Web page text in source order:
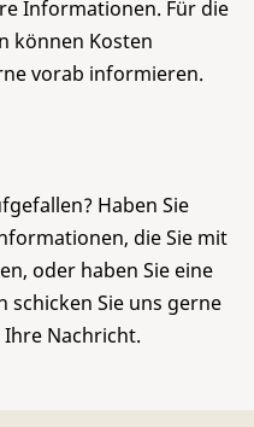
Informationen. Für die
können Kosten
vorab informieren.
Haben Sie
die Sie mit
oder haben Sie eine
schicken Sie uns gerne
Nachricht.